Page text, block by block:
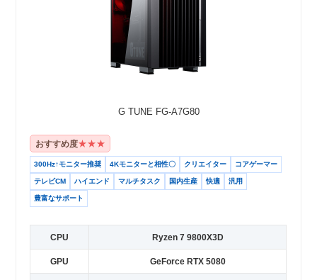
G TUNE FG-A7G80
おすすめ度★★★
300Hz↑モニター推奨 4Kモニターと相性〇 クリエイター コアゲーマー
テレビCM ハイエンド マルチタスク 国内生産 快適 汎用
豊富なサポート
CPU Ryzen 7 9800X3D
GPU GeForce RTX 5080